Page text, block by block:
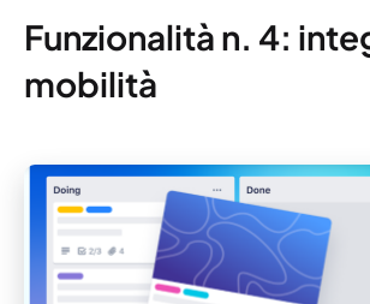
Funzionalità n. 4:
mobilità